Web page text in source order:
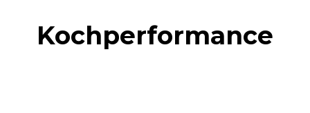
Kochperformance